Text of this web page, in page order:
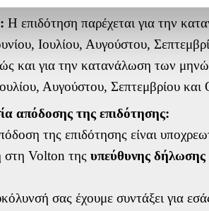
Η επιδότηση παρέχεται για την
Ιουλίου, Αυγούστου,
και για την κατανάλωση των
Αυγούστου, Σεπτεμβρίου
απόδοσης της επιδότησης:
της επιδότησης είναι
στη Volton της υπεύθυνης
σας έχουμε συντάξει για